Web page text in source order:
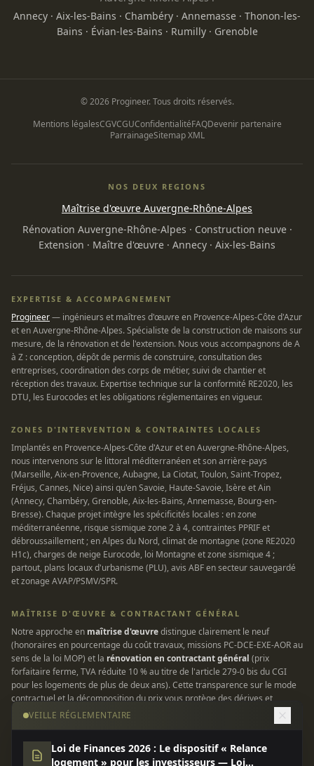
Annecy · Aix-les-Bains · Chambéry · Annemasse · Thonon-les-
Bains · Évian-les-Bains · Rumilly· Grenoble
© 2026 Progineer. Tous droits réservés.
Mentions légalesCGVCGUConfidentialitéFAQDevenir partenaire
ParrainageSitemap XML
NOS DEUX REGIONS
Maîtrise d'œuvre Auvergne-Rhône-Alpes
Rénovation Auvergne-Rhône-Alpes · Construction neuve·
Extension · Maître d'œuvre · Annecy · Aix-les-Bains
EXPERTISE & ACCOMPAGNEMENT
Progineer— ingénieurs et maîtres d'œuvre en Provence-Alpes-Côte d'Azur
et en Auvergne-Rhône-Alpes. Spécialiste de la construction de maisons sur
mesure, de la rénovation et de l'extension. Nous vous accompagnons de A
à Z : conception, dépôt de permis de construire, consultation des
entreprises, coordination des corps de métier, suivi de chantier et
réception des travaux. Expertise technique sur la conformité RE2020, les
DTU, les Eurocodes et les obligations réglementaires en vigueur.
ZONES D'INTERVENTION & CONTRAINTES LOCALES
Implantés en Provence-Alpes-Côte d'Azur et en Auvergne-Rhône-Alpes,
nous intervenons sur le littoral méditerranéen et son arrière-pays
(Marseille, Aix-en-Provence, Aubagne, La Ciotat, Toulon, Saint-Tropez,
Fréjus, Cannes, Nice) ainsi qu'en Savoie, Haute-Savoie, Isère et Ain
(Annecy, Chambéry, Grenoble, Aix-les-Bains, Annemasse, Bourg-en-
Bresse). Chaque projet intègre les spécificités locales : en zone
méditerranéenne, risque sismique zone 2 à 4, contraintes PPRIF et
débroussaillement ; en Alpes du Nord, climat de montagne (zone RE2020
H1c), charges de neige Eurocode, loi Montagne et zone sismique 4 ;
partout, plans locaux d'urbanisme (PLU), avis ABF en secteur sauvegardé
et zonage AVAP/PSMV/SPR.
MAÎTRISE D'ŒUVRE & CONTRACTANT GÉNÉRAL
Notre approche en maîtrise d'œuvredistingue clairement le neuf
(honoraires en pourcentage du coût travaux, missions PC-DCE-EXE-AOR au
sens de la loi MOP) et la rénovation en contractant général (prix
forfaitaire ferme, TVA réduite 10 % au titre de l'article 279-0 bis du CGI
pour les logements de plus de deux ans). Cette transparence sur le mode
contractuel et la décomposition du prix vous protège des dérives et
garantit une enveloppe maîtrisée. Tous nos chantiers sont couverts par
VEILLE RÉGLEMENTAIRE
Loi de Finances 2026 : Le dispositif « Relance
logement » pour les investisseurs — Loi